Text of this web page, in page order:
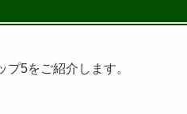
5をご紹介します。